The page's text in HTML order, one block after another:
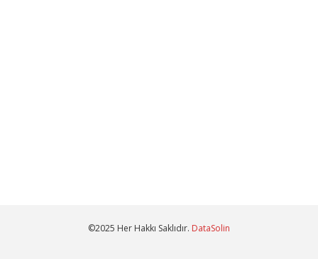
©2025 Her Hakkı Saklıdır. DataSolin